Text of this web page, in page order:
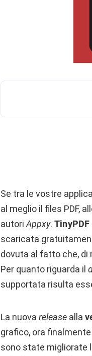
Se tra le vostre
al meglio il files PDF,
autori Appxy.
scaricata
dovuta al fatto che,
Per quanto riguarda il
supportata risulta
La nuova release alla
grafico, ora
sono state migliorate